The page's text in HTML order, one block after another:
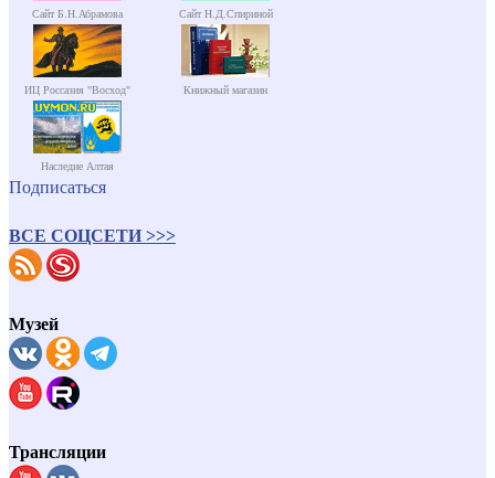
Сайт Б.Н.Абрамова Сайт Н.Д.Спириной
ИЦ Россазия "Восход" Книжный магазин
Наследие Алтая
Подписаться
ВСЕ СОЦСЕТИ >>>
Музей
Трансляции